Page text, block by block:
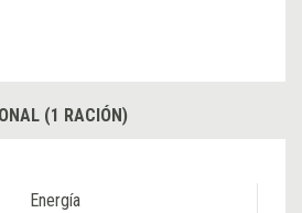
(1 RACIÓN)
Energía